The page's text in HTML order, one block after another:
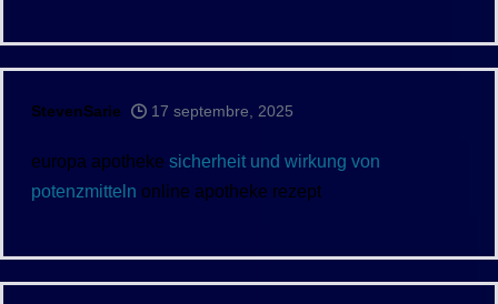
StevenSarie 17 septembre, 2025
europa apotheke sicherheit und wirkung von
potenzmitteln online apotheke rezept